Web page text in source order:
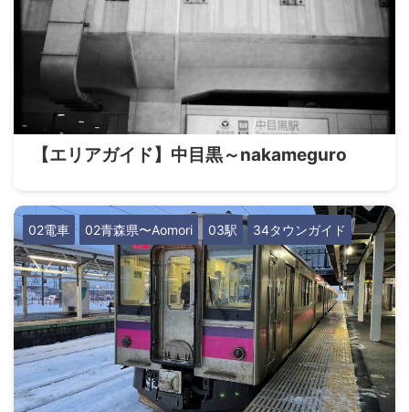
【エリアガイド】中目黒～nakameguro
02電車 02青森県〜Aomori 03駅 34タウンガイド